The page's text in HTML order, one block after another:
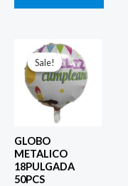
Sale!
Sale!
GLOBO
METALICO
18PULGADA
50PCS
El
precio
original
era:
$ 4.000.